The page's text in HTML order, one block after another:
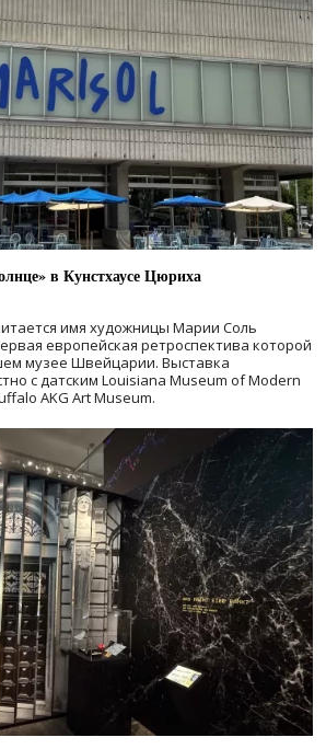
в Кунстхаусе Цюриха
имя художницы Марии Соль
европейская ретроспектива которой
музее Швейцарии. Выставка
с датским Louisiana Museum of Modern
AKG Art Museum.